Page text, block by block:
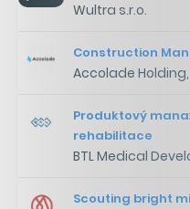
Wultra s.r.o.
Construction
Accolade Holding,
Produktový
rehabilitace
BTL Medical
Scouting bright